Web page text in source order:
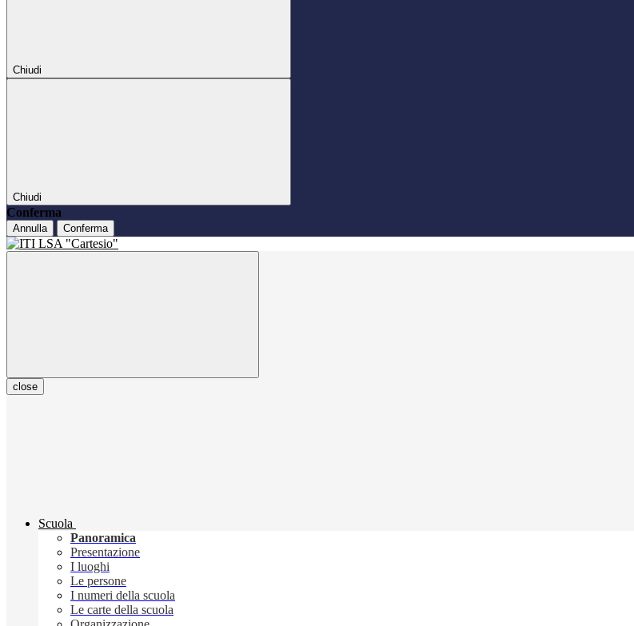
Chiudi
Chiudi
Conferma
Annulla Conferma
close
Scuola
Panoramica
Presentazione
I luoghi
Le persone
I numeri della scuola
Le carte della scuola